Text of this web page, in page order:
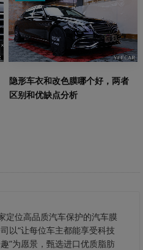
隐形车衣和改色膜哪个好，两者
区别和优缺点分析
定位高品质汽车保护的汽车膜
以“让每位车主都能享受科技
”为愿景，甄选进口优质脂肪